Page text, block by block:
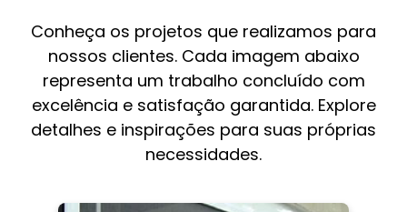
Conheça os projetos que realizamos para
nossos clientes. Cada imagem abaixo
representa um trabalho concluído com
excelência e satisfação garantida. Explore
detalhes e inspirações para suas próprias
necessidades.